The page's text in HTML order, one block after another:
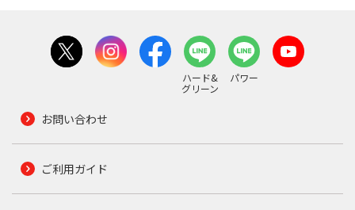
ハード&
グリーン
パワー
お問い合わせ
ご利用ガイド